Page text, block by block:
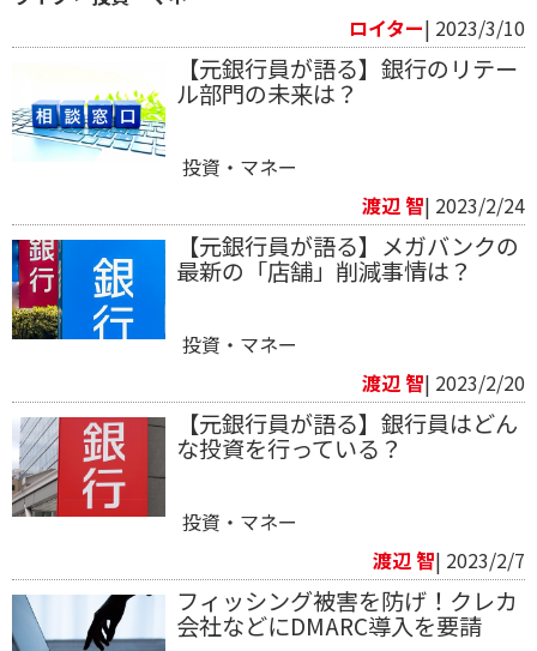
ロイター| 2023/3/10
【元銀行員が語る】銀行のリテー
ル部門の未来は？
投資・マネー
渡辺 智| 2023/2/24
【元銀行員が語る】メガバンクの
最新の「店舗」削減事情は？
投資・マネー
渡辺 智| 2023/2/20
【元銀行員が語る】銀行員はどん
な投資を行っている？
投資・マネー
渡辺 智| 2023/2/7
フィッシング被害を防げ！クレカ
会社などにDMARC導入を要請